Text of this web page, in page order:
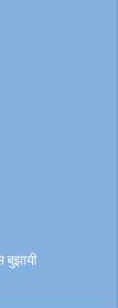
बुझायी